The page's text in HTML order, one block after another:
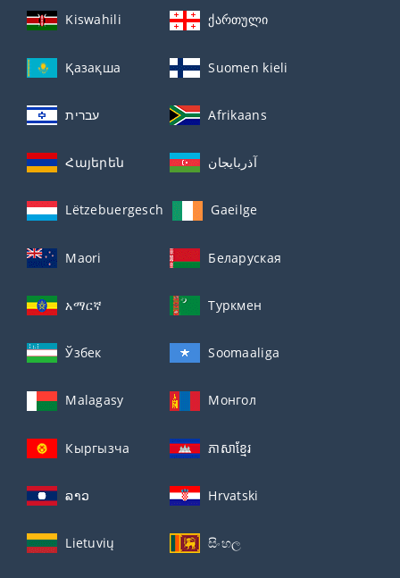
Kiswahili ქართული
Қазақша Suomen kieli
עברית Afrikaans
Հայերեն آذربايجان
Lëtzebuergesch Gaeilge
Maori Беларуская
አማርኛ Туркмен
Ўзбек Soomaaliga
Malagasy Монгол
Кыргызча ភាសាខ្មែរ
ລາວ Hrvatski
Lietuvių සිංහල